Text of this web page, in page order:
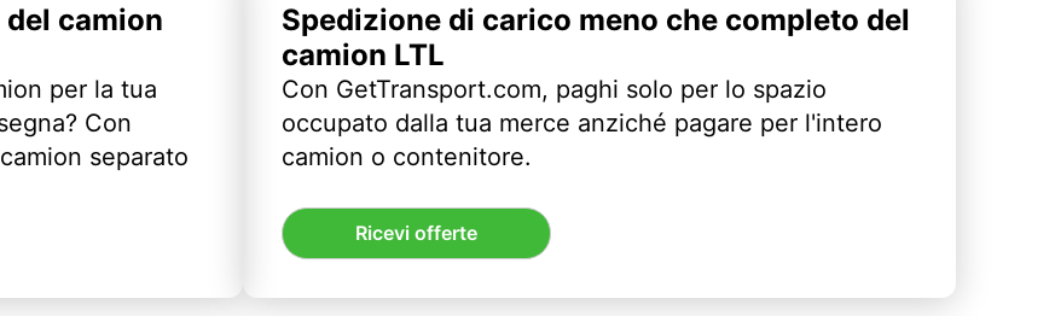
camion
per la tua
Con
separato
Spedizione di carico meno che completo del
camion LTL
Con GetTransport.com, paghi solo per lo spazio
occupato dalla tua merce anziché pagare per l'intero
camion o contenitore.
Ricevi offerte